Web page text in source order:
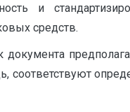
и
средств.
документа
соответствуют